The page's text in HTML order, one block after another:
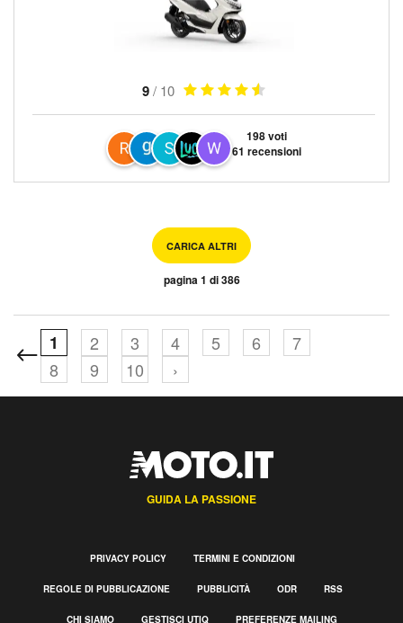
9/ 10
198 voti
61 recensioni
CARICA ALTRI
pagina 1 di 386
1 2 3 4 5 6
7
8
9 10 ›
GUIDA LA PASSIONE
PRIVACY POLICY TERMINI E CONDIZIONI
REGOLE DI PUBBLICAZIONE PUBBLICITÀ ODR RSS
CHI SIAMO GESTISCI UTIQ PREFERENZE MAILING